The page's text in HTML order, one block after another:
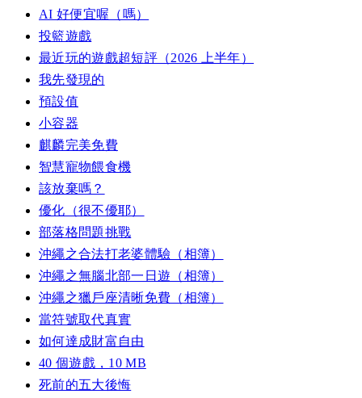
AI 好便宜喔（嗎）
投籃遊戲
最近玩的遊戲超短評（2026 上半年）
我先發現的
預設值
小容器
麒麟完美免費
智慧寵物餵食機
該放棄嗎？
優化（很不優耶）
部落格問題挑戰
沖繩之合法打老婆體驗（相簿）
沖繩之無腦北部一日遊（相簿）
沖繩之獵戶座清晰免費（相簿）
當符號取代真實
如何達成財富自由
40 個遊戲，10 MB
死前的五大後悔